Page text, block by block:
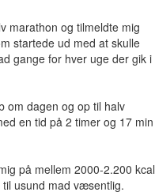
marathon og tilmeldte mig
startede ud med at skulle
gange for hver uge der gik i
om dagen og op til halv
en tid på 2 timer og 17 min
på mellem 2000-2.200 kcal
usund mad væsentlig.